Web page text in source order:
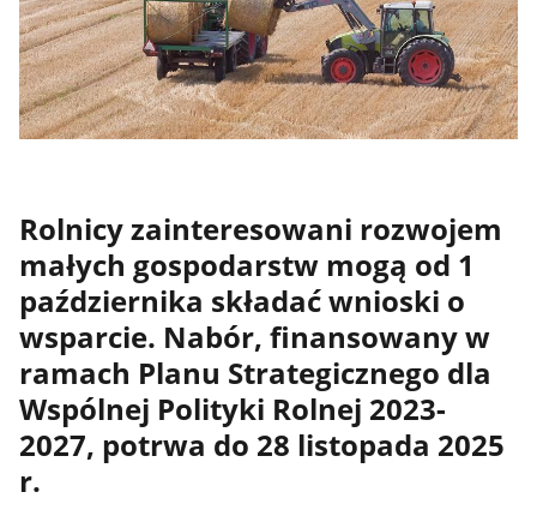
Rolnicy zainteresowani rozwojem
małych gospodarstw mogą od 1
października składać wnioski o
wsparcie. Nabór, finansowany w
ramach Planu Strategicznego dla
Wspólnej Polityki Rolnej 2023-
2027, potrwa do 28 listopada 2025
r.